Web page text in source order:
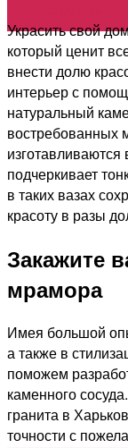
Украсить свой
который ценит
внести долю
интерьер с
натуральный
востребованных
подчеркивает
в таких вазах
красоту в разы
Закажите
мрамора
Имея большой
а также в
поможем
каменного
гранита в
точности с